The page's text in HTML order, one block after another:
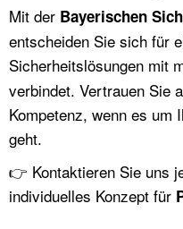
Mit der Bayerischen
entscheiden Sie sich für
Sicherheitslösungen mit
verbindet. Vertrauen Sie
Kompetenz, wenn es um
geht.
👉 Kontaktieren Sie uns
individuelles Konzept für